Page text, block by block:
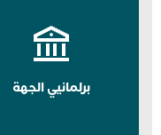
برلمانيي الجهة